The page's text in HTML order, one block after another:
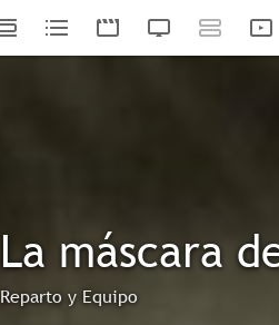
La máscara
Reparto y Equipo